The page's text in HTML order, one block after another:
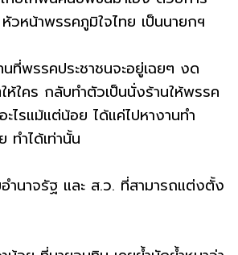
วหน้าพรรคภูมิใจไทย เป็นนายกฯ
ที่พรรคประชาชนจะอยู่เฉยๆ งด
ห้ใคร กลับทำตัวเป็นนั่งร้านให้พรรค
ะไรแม้แต่น้อย ได้แค่ไปหางานทำ
ทำได้เท่านั้น
ำนาจรัฐ และ ส.ว. ที่สามารถแต่งตั้ง